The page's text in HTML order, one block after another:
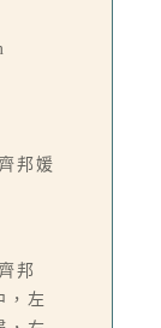
邦媛
邦
，左